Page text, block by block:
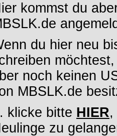
kommst du
du hier neu
möchtest,
noch keinen
MBSLK.de
klicke bitte HIER,
zu